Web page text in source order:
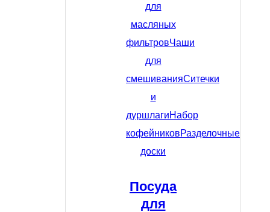
для
масляных
фильтровЧаши
для
смешиванияСитечки
и
дуршлагиНабор
кофейниковРазделочные
доски
Посуда
для